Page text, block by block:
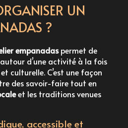
UN
?
empanadaspermet de
d’une activité à la fois
culturelle. C’est une façon
des savoir-faire tout en
et les traditions venues
accessible et